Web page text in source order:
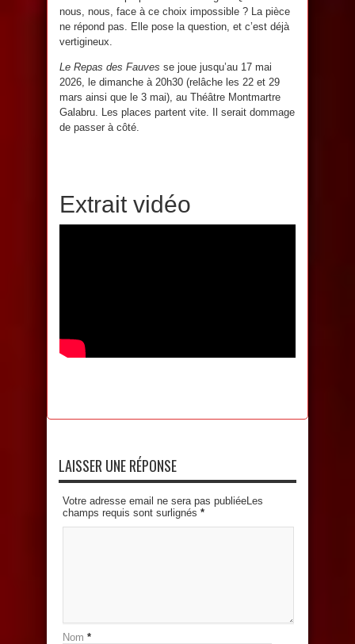
nous, nous, face à ce choix impossible ? La pièce
ne répond pas. Elle pose la question, et c’est déjà
vertigineux.
Le Repas des Fauves se joue jusqu’au 17 mai
2026, le dimanche à 20h30 (relâche les 22 et 29
mars ainsi que le 3 mai), au Théâtre Montmartre
Galabru. Les places partent vite. Il serait dommage
de passer à côté.
Extrait vidéo
LAISSER UNE RÉPONSE
Votre adresse email ne sera pas publiéeLes
champs requis sont surlignés *
Nom *